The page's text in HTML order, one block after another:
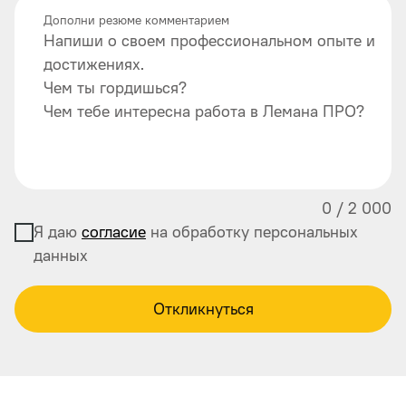
Напиши о своем профессиональном опыте и
достижениях.
Чем ты гордишься?
Чем тебе интересна работа в Лемана ПРО?
Дополни резюме комментарием
0 / 2 000
Я даю согласие на обработку персональных
данных
Откликнуться